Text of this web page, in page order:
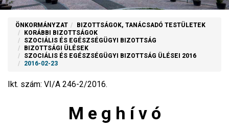
ÖNKORMÁNYZAT
BIZOTTSÁGOK, TANÁCSADÓ TESTÜLETEK
KORÁBBI BIZOTTSÁGOK
SZOCIÁLIS ÉS EGÉSZSÉGÜGYI BIZOTTSÁG
BIZOTTSÁGI ÜLÉSEK
SZOCIÁLIS ÉS EGÉSZSÉGÜGYI BIZOTTSÁG ÜLÉSEI 2016
2016-02-23
Ikt. szám: VI/A 246-2/2016.
M e g h í v ó